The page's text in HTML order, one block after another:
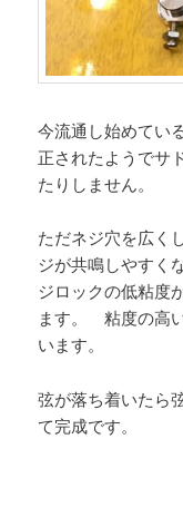
今流通し始めてい
正されたようでサ
たりしません。
ただネジ穴を広く
ジが共鳴しやすく
ジロックの低粘度
ます。 粘度の高
います。
弦が落ち着いたら
て完成です。